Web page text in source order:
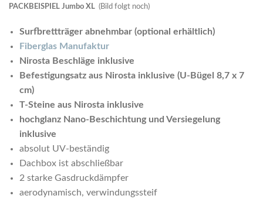
PACKBEISPIEL Jumbo XL (Bild folgt noch)
Surfbrettträger abnehmbar (optional erhältlich)
Fiberglas Manufaktur
Nirosta Beschläge inklusive
Befestigungsatz aus Nirosta inklusive (U-Bügel 8,7 x 7
cm)
T-Steine aus Nirosta inklusive
hochglanz Nano-Beschichtung und Versiegelung
inklusive
absolut UV-beständig
Dachbox ist abschließbar
2 starke Gasdruckdämpfer
aerodynamisch, verwindungssteif